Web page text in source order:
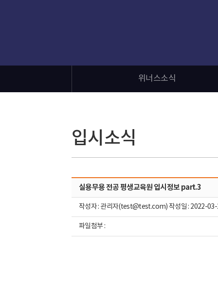
위너스소식
입시소식
실용무용 전공 평생교육원 입시정보 part.3
작성자 : 관리자(test@test.com) 작성일 : 2022-03-
파일첨부 :